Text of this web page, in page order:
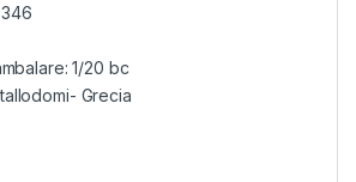
1/20 bc
Grecia